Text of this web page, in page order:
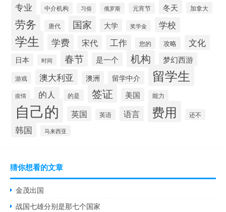
专业 中介机构 习俗 俄罗斯 元宵节 冬天 加拿大
劳务 唐代 国家 大学 奖学金 学校
学生 学费 宋代 工作 您的 攻略 文化
日本 时间 春节 是一个 机构 梦幻西游
游戏 澳大利亚 澳洲 留学中介 留学生
疫情 的人 的是 签证 美国 能力
自己的 英国 英语 语言 费用 还不
韩国 马来西亚
猜你想看的文章
金茂出国
战国七雄分别是那七个国家